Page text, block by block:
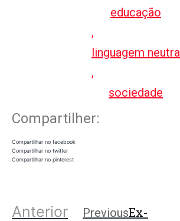
educação
,
linguagem neutra
,
sociedade
Compartilher:
Compartilhar no facebook
Compartilhar no twitter
Compartilhar no pinterest
Anterior PreviousEx-